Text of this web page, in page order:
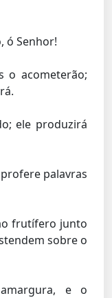
ó Senhor!
o acometerão;
ele produzirá
palavras
frutífero junto
sobre o
e o